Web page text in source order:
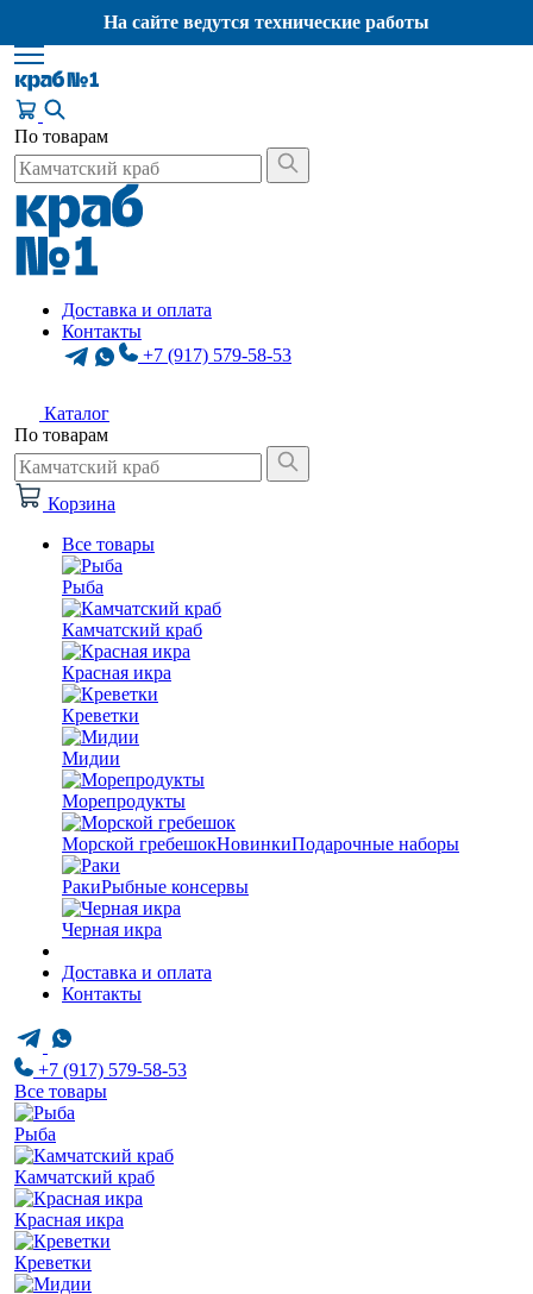
На сайте ведутся технические работы
По товарам
Доставка и оплата
Контакты
+7 (917) 579-58-53
Каталог
По товарам
Корзина
Все товары
Рыба
Камчатский краб
Красная икра
Креветки
Мидии
Морепродукты
Морской гребешокНовинкиПодарочные наборы
РакиРыбные консервы
Черная икра
Доставка и оплата
Контакты
+7 (917) 579-58-53
Все товары
Рыба
Камчатский краб
Красная икра
Креветки